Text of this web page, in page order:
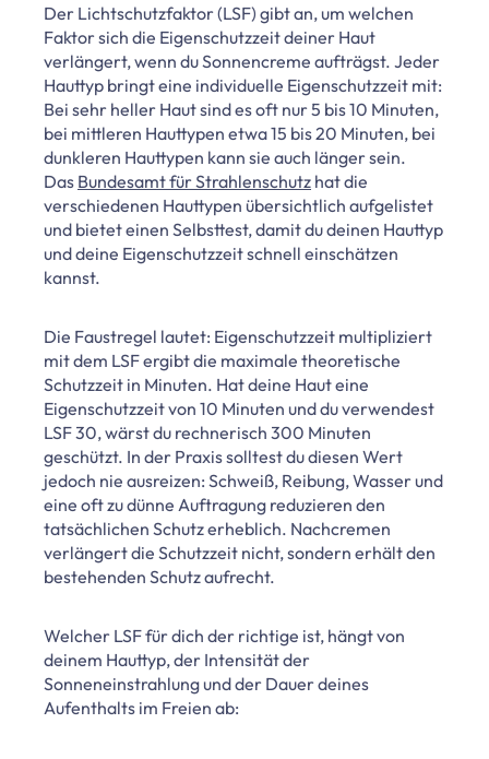
Der Lichtschutzfaktor (LSF) gibt an, um welchen
Faktor sich die Eigenschutzzeit deiner Haut
verlängert, wenn du Sonnencreme aufträgst. Jeder
Hauttyp bringt eine individuelle Eigenschutzzeit mit:
Bei sehr heller Haut sind es oft nur 5 bis 10 Minuten,
bei mittleren Hauttypen etwa 15 bis 20 Minuten, bei
dunkleren Hauttypen kann sie auch länger sein.
Das Bundesamt für Strahlenschutz hat die
verschiedenen Hauttypen übersichtlich aufgelistet
und bietet einen Selbsttest, damit du deinen Hauttyp
und deine Eigenschutzzeit schnell einschätzen
kannst.
Die Faustregel lautet: Eigenschutzzeit multipliziert
mit dem LSF ergibt die maximale theoretische
Schutzzeit in Minuten. Hat deine Haut eine
Eigenschutzzeit von 10 Minuten und du verwendest
LSF 30, wärst du rechnerisch 300 Minuten
geschützt. In der Praxis solltest du diesen Wert
jedoch nie ausreizen: Schweiß, Reibung, Wasser und
eine oft zu dünne Auftragung reduzieren den
tatsächlichen Schutz erheblich. Nachcremen
verlängert die Schutzzeit nicht, sondern erhält den
bestehenden Schutz aufrecht.
Welcher LSF für dich der richtige ist, hängt von
deinem Hauttyp, der Intensität der
Sonneneinstrahlung und der Dauer deines
Aufenthalts im Freien ab: